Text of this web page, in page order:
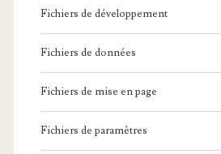
Fichiers de développement
Fichiers de données
Fichiers de mise en page
Fichiers de paramètres